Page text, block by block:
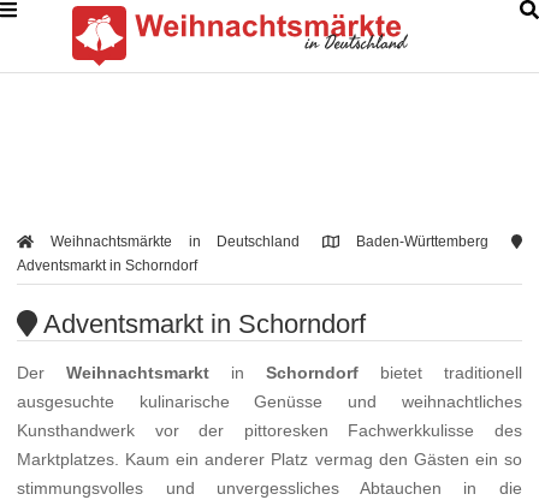
Weihnachtsmärkte in Deutschland
Baden-Württemberg
Adventsmarkt in Schorndorf
Adventsmarkt in Schorndorf
DerWeihnachtsmarkt in Schorndorfbietet traditionell
ausgesuchte kulinarische Genüsse und weihnachtliches
Kunsthandwerk vor der pittoresken Fachwerkkulisse des
Marktplatzes. Kaum ein anderer Platz vermag den Gästen ein so
stimmungsvolles und unvergessliches Abtauchen in die